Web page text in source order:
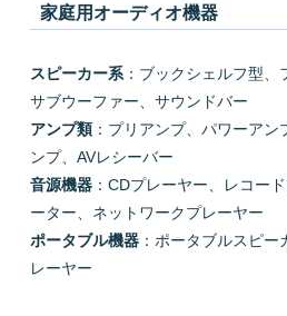
家庭用オーディオ機器
スピーカー系：ブックシェルフ型、
サブウーファー、サウンドバー
アンプ類：プリアンプ、パワーアン
ンプ、AVレシーバー
音源機器：CDプレーヤー、レコー
ーター、ネットワークプレーヤー
ポータブル機器：ポータブルスピー
レーヤー